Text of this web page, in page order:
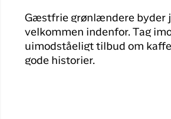
Gæstfrie grønlændere byder
velkommen indenfor. Tag
uimodståeligt tilbud om
gode historier.